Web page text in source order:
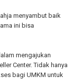
menyambut baik
ini bisa
mengajukan
Center. Tidak hanya
bagi UMKM untuk